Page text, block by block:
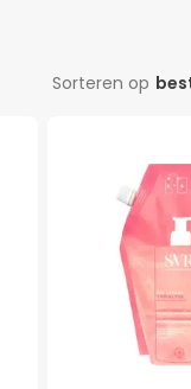
Sorteren op